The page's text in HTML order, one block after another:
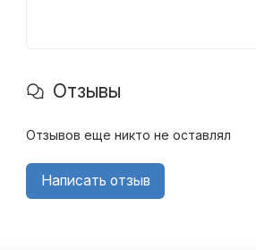
Отзывы
Отзывов еще никто не оставлял
Написать отзыв